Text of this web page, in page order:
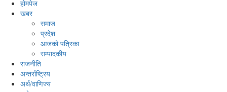
होमपेज
खबर
समाज
प्रदेश
आजको पत्रिका
सम्पादकीय
राजनीति
अन्तर्राष्ट्रिय
अर्थ/वाणिज्य